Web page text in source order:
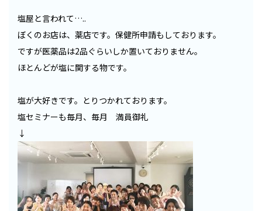
塩屋と言われて…..
ぼくのお店は、薬店です。保健所申請もしております。
ですが医薬品は2品ぐらいしか置いておりません。
ほとんどが塩に関する物です。
塩が大好きです。とりつかれております。
塩セミナーも毎月、毎月 満員御礼
↓